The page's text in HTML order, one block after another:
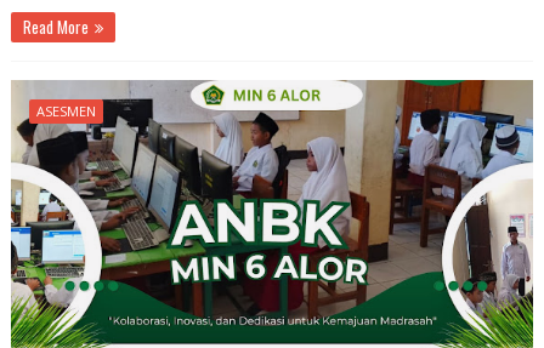
Read More
ASESMEN